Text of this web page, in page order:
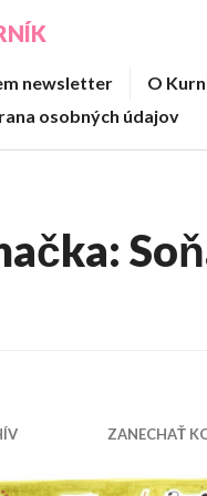
newsletter O
osobných údajov
ZANECHAŤ